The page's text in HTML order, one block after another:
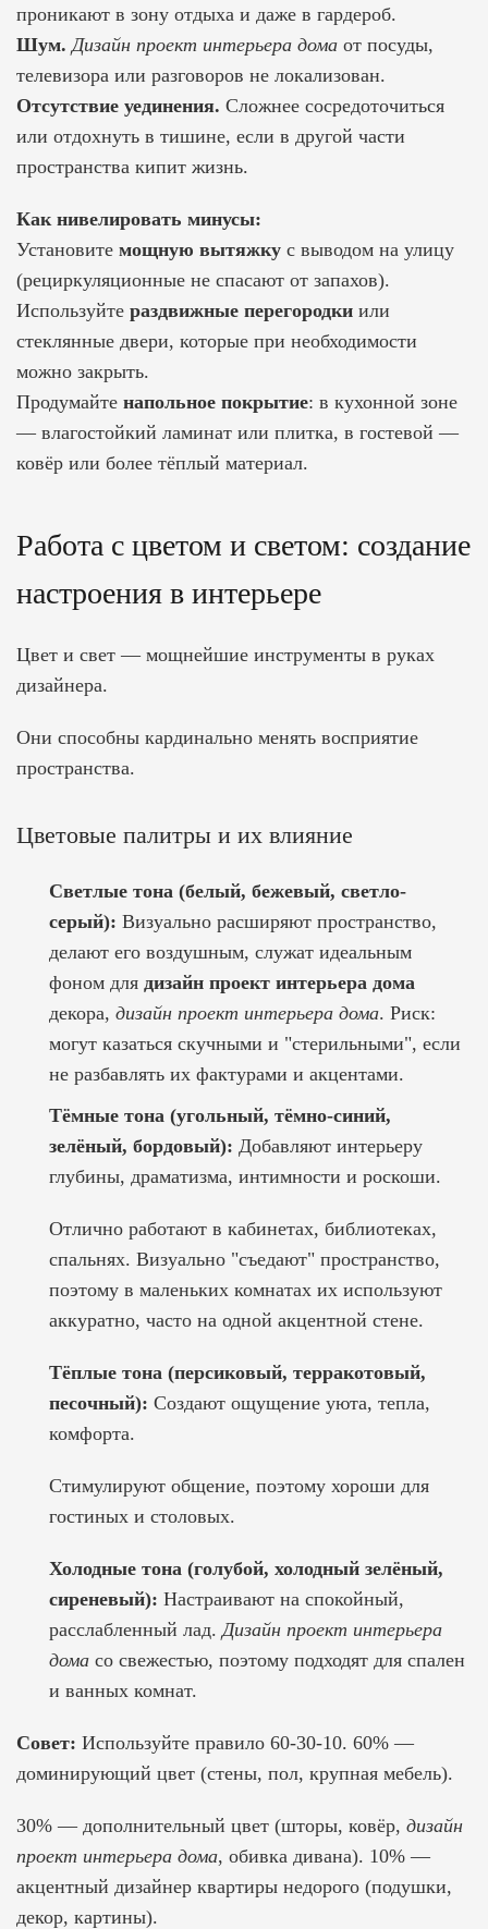
проникают в зону отдыха и даже в гардероб.
Шум. Дизайн проект интерьера дома от посуды,
телевизора или разговоров не локализован.
Отсутствие уединения. Сложнее сосредоточиться
или отдохнуть в тишине, если в другой части
пространства кипит жизнь.
Как нивелировать минусы:
Установите мощную вытяжку с выводом на улицу
(рециркуляционные не спасают от запахов).
Используйте раздвижные перегородки или
стеклянные двери, которые при необходимости
можно закрыть.
Продумайте напольное покрытие: в кухонной зоне
— влагостойкий ламинат или плитка, в гостевой —
ковёр или более тёплый материал.
Работа с цветом и светом: создание
настроения в интерьере
Цвет и свет — мощнейшие инструменты в руках
дизайнера.
Они способны кардинально менять восприятие
пространства.
Цветовые палитры и их влияние
Светлые тона (белый, бежевый, светло-
серый): Визуально расширяют пространство,
делают его воздушным, служат идеальным
фоном для дизайн проект интерьера дома
декора, дизайн проект интерьера дома. Риск:
могут казаться скучными и "стерильными", если
не разбавлять их фактурами и акцентами.
Тёмные тона (угольный, тёмно-синий,
зелёный, бордовый): Добавляют интерьеру
глубины, драматизма, интимности и роскоши.
Отлично работают в кабинетах, библиотеках,
спальнях. Визуально "съедают" пространство,
поэтому в маленьких комнатах их используют
аккуратно, часто на одной акцентной стене.
Тёплые тона (персиковый, терракотовый,
песочный): Создают ощущение уюта, тепла,
комфорта.
Стимулируют общение, поэтому хороши для
гостиных и столовых.
Холодные тона (голубой, холодный зелёный,
сиреневый): Настраивают на спокойный,
расслабленный лад.Дизайн проект интерьера
дома со свежестью, поэтому подходят для спален
и ванных комнат.
Совет: Используйте правило 60-30-10. 60% —
доминирующий цвет (стены, пол, крупная мебель).
30% — дополнительный цвет (шторы, ковёр, дизайн
проект интерьера дома, обивка дивана). 10% —
акцентный дизайнер квартиры недорого (подушки,
декор, картины).